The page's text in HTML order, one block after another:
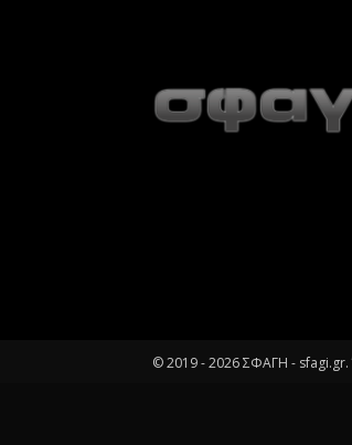
© 2019 -2026ΣΦΑΓΗ - sfagi.gr.